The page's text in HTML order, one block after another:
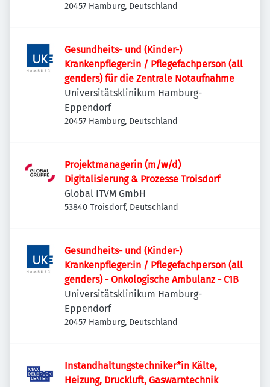
20457 Hamburg, Deutschland
Gesundheits- und (Kinder-)
Krankenpfleger:in / Pflegefachperson (all
genders) für die Zentrale Notaufnahme
Universitätsklinikum Hamburg-
Eppendorf
20457 Hamburg, Deutschland
Projektmanagerin (m/w/d)
Digitalisierung & Prozesse Troisdorf
Global ITVM GmbH
53840 Troisdorf, Deutschland
Gesundheits- und (Kinder-)
Krankenpfleger:in / Pflegefachperson (all
genders) - Onkologische Ambulanz - C1B
Universitätsklinikum Hamburg-
Eppendorf
20457 Hamburg, Deutschland
Instandhaltungstechniker*in Kälte,
Heizung, Druckluft, Gaswarntechnik